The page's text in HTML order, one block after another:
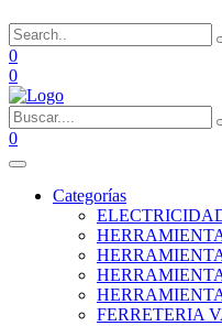
0
0
0
Categorías
FERRETERIA